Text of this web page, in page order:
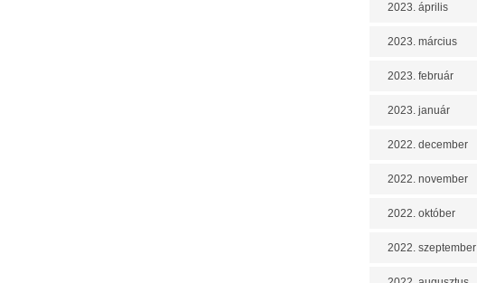
2023. április
2023. március
2023. február
2023. január
2022. december
2022. november
2022. október
2022. szeptember